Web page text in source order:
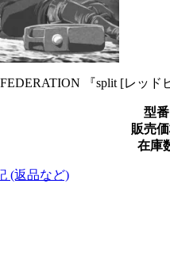
『split [レッド
型番
販売
在庫
(返品など)